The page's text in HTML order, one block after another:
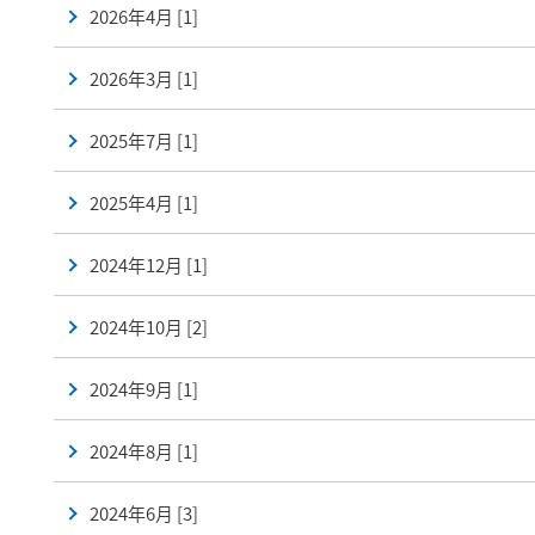
2026年4月 [1]
2026年3月 [1]
2025年7月 [1]
2025年4月 [1]
2024年12月 [1]
2024年10月 [2]
2024年9月 [1]
2024年8月 [1]
2024年6月 [3]